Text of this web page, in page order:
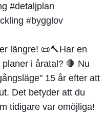
längre! 📜🔨Har en
i åratal? 🛑 Nu
15 år efter att
Det betyder att du
tidigare var omöjliga!